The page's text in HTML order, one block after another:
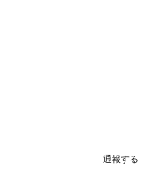
通報する